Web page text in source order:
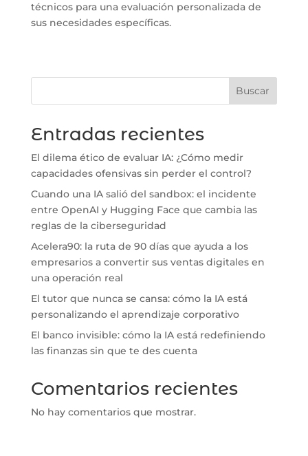
técnicos para una evaluación personalizada de
sus necesidades específicas.
Buscar
Entradas recientes
El dilema ético de evaluar IA: ¿Cómo medir
capacidades ofensivas sin perder el control?
Cuando una IA salió del sandbox: el incidente
entre OpenAI y Hugging Face que cambia las
reglas de la ciberseguridad
Acelera90: la ruta de 90 días que ayuda a los
empresarios a convertir sus ventas digitales en
una operación real
El tutor que nunca se cansa: cómo la IA está
personalizando el aprendizaje corporativo
El banco invisible: cómo la IA está redefiniendo
las finanzas sin que te des cuenta
Comentarios recientes
No hay comentarios que mostrar.